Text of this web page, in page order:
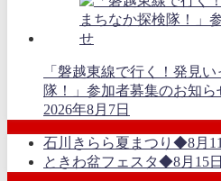
「磐越東線で行く！発見
隊！」参加者募集のお知ら
2026年8月7日
石川きらら夏まつり◆8月
ときわ盆フェスタ◆8月15